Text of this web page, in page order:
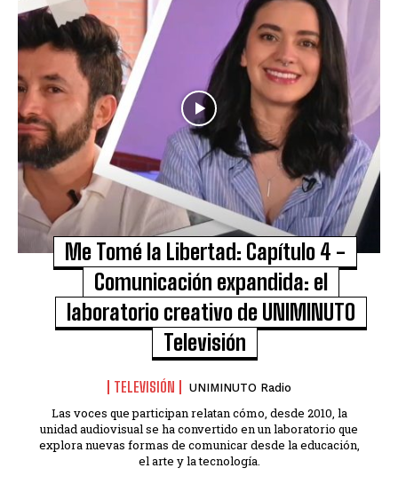
Me Tomé la Libertad: Capítulo 4 -
Comunicación expandida: el
laboratorio creativo de UNIMINUTO
Televisión
TELEVISIÓN UNIMINUTO Radio
Las voces que participan relatan cómo, desde 2010, la
unidad audiovisual se ha convertido en un laboratorio que
explora nuevas formas de comunicar desde la educación,
el arte y la tecnología.